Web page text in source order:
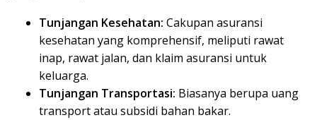
Tunjangan Kesehatan: Cakupan asuransi
kesehatan yang komprehensif, meliputi rawat
inap, rawat jalan, dan klaim asuransi untuk
keluarga.
Tunjangan Transportasi: Biasanya berupa uang
transport atau subsidi bahan bakar.